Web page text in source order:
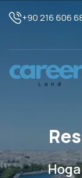
+90 216 606